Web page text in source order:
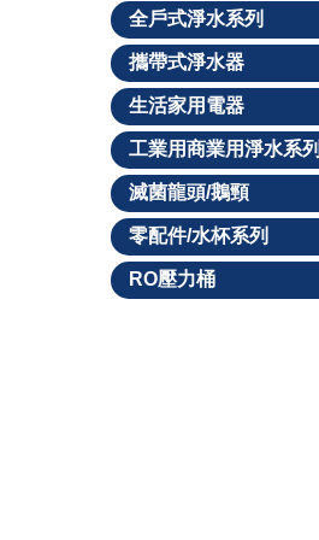
全戶式淨水系列
攜帶式淨水器
生活家用電器
工業用商業用淨水系列
滅菌龍頭/鵝頸
零配件/水杯系列
RO壓力桶